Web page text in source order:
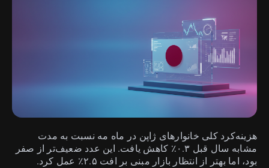
هزینه‌کرد کلی خانوارهای ژاپن در ماه مه نسبت به مدت
مشابه سال قبل ۰.۳٪ کاهش یافت. این عدد ضعیف‌تر از صفر
بود، اما بهتر از انتظار بازار مبنی بر افت ۲.۵٪ عمل کرد.